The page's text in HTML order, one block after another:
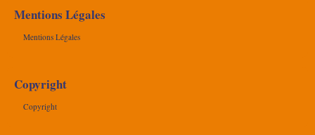
Mentions Légales
Mentions Légales
Copyright
Copyright